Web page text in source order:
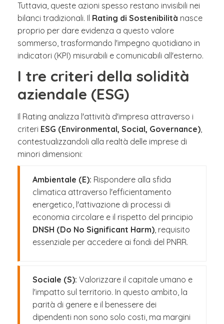
Tuttavia, queste azioni spesso restano invisibili nei
bilanci tradizionali. Il Rating di Sostenibilità nasce
proprio per dare evidenza a questo valore
sommerso, trasformando l'impegno quotidiano in
indicatori (KPI) misurabili e comunicabili all'esterno.
I tre criteri della solidità
aziendale (ESG)
Il Rating analizza l'attività d'impresa attraverso i
criteri ESG (Environmental, Social, Governance),
contestualizzandoli alla realtà delle imprese di
minori dimensioni:
Ambientale (E): Rispondere alla sfida
climatica attraverso l'efficientamento
energetico, l'attivazione di processi di
economia circolare e il rispetto del principio
DNSH (Do No Significant Harm), requisito
essenziale per accedere ai fondi del PNRR.
Sociale (S): Valorizzare il capitale umano e
l'impatto sul territorio. In questo ambito, la
parità di genere e il benessere dei
dipendenti non sono solo costi, ma margini